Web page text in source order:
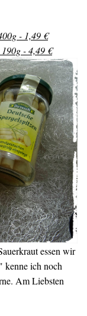
- 1,49 €
- 4,49 €
essen wir
kenne ich noch
Am Liebsten